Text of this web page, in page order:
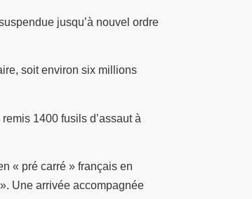
jusqu’à nouvel ordre
soit environ six millions
1400 fusils d’assaut à
« pré carré » français en
Une arrivée accompagnée